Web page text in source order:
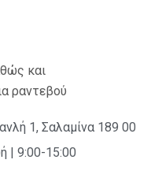
και
ραντεβού
1, Σαλαμίνα 189 00
| 9:00-15:00